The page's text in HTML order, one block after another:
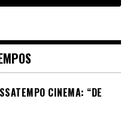
CINEMA: “DE